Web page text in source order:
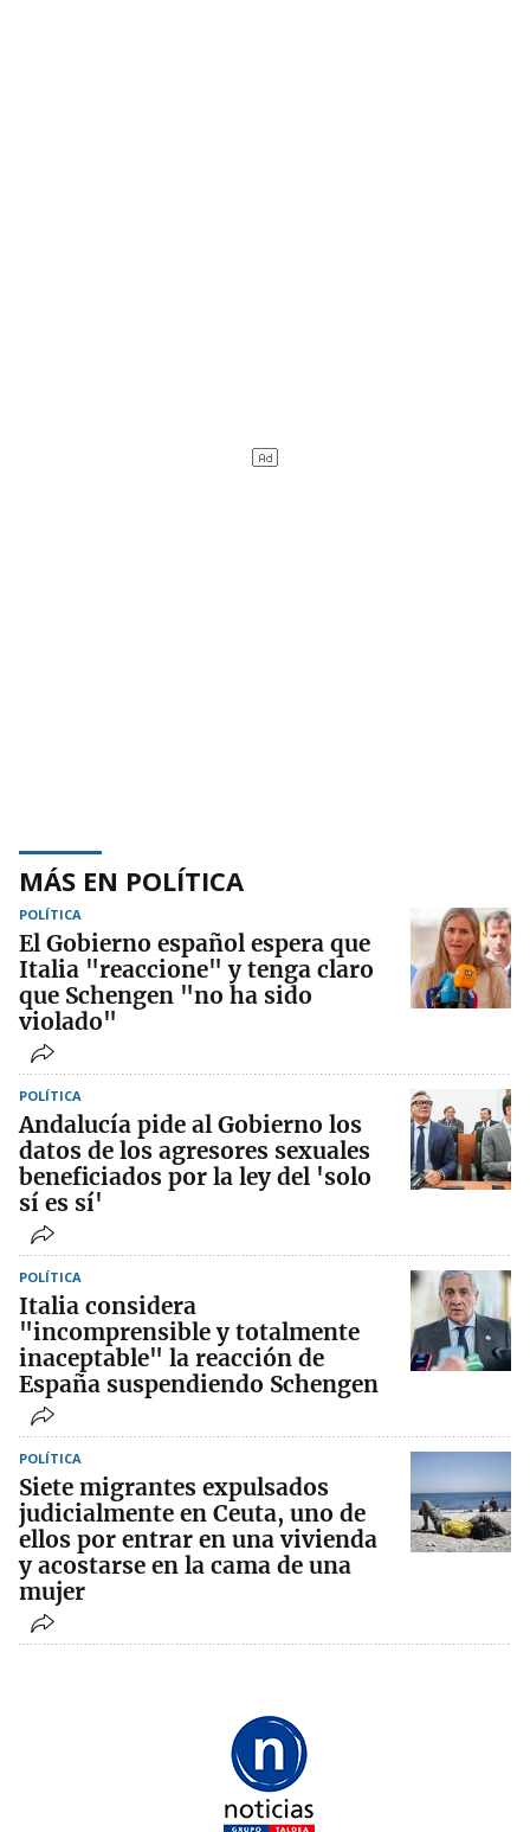
MÁS EN POLÍTICA
POLÍTICA
El Gobierno español espera que
Italia "reaccione" y tenga claro
que Schengen "no ha sido
violado"
POLÍTICA
Andalucía pide al Gobierno los
datos de los agresores sexuales
beneficiados por la ley del 'solo
sí es sí'
POLÍTICA
Italia considera
"incomprensible y totalmente
inaceptable" la reacción de
España suspendiendo Schengen
POLÍTICA
Siete migrantes expulsados
judicialmente en Ceuta, uno de
ellos por entrar en una vivienda
y acostarse en la cama de una
mujer